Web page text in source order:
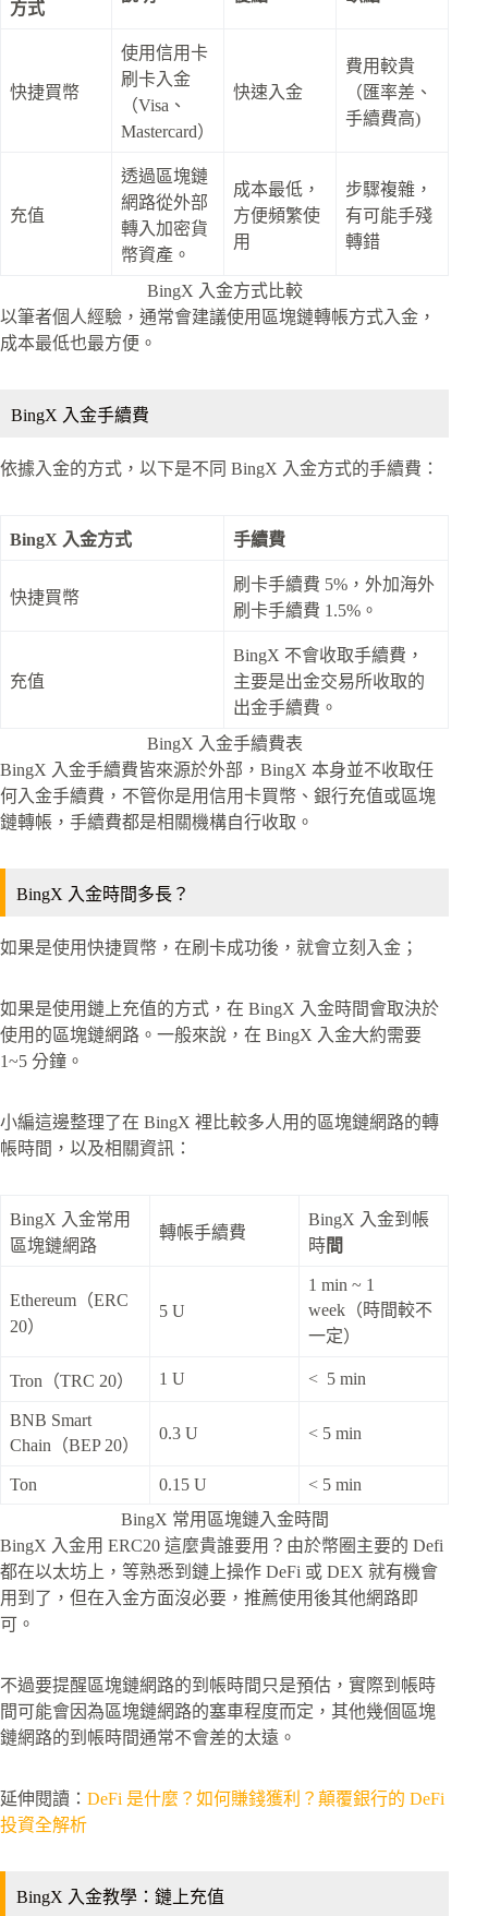
方式
快捷買幣
使用信用卡
刷卡入金
（Visa、
Mastercard）
快速入金
費用較貴
（匯率差、
手續費高)
充值
透過區塊鏈
網路從外部
轉入加密貨
幣資產。
成本最低，
方便頻繁使
用
步驟複雜，
有可能手殘
轉錯
BingX 入金方式比較
以筆者個人經驗，通常會建議使用區塊鏈轉帳方式入金，
成本最低也最方便。
BingX 入金手續費
依據入金的方式，以下是不同 BingX 入金方式的手續費：
BingX 入金方式 手續費
快捷買幣
刷卡手續費 5%，外加海外
刷卡手續費 1.5%。
充值
BingX 不會收取手續費，
主要是出金交易所收取的
出金手續費。
BingX 入金手續費表
BingX 入金手續費皆來源於外部，BingX 本身並不收取任
何入金手續費，不管你是用信用卡買幣、銀行充值或區塊
鏈轉帳，手續費都是相關機構自行收取。
BingX 入金時間多長？
如果是使用快捷買幣，在刷卡成功後，就會立刻入金；
如果是使用鏈上充值的方式，在 BingX 入金時間會取決於
使用的區塊鏈網路。一般來說，在 BingX 入金大約需要
1~5 分鐘。
小編這邊整理了在 BingX 裡比較多人用的區塊鏈網路的轉
帳時間，以及相關資訊：
BingX 入金常用
區塊鏈網路
轉帳手續費
BingX 入金到帳
時間
Ethereum（ERC
20）
5 U
1 min ~ 1
week（時間較不
一定）
Tron（TRC 20） 1 U < 5 min
BNB Smart
Chain（BEP 20）
0.3 U < 5 min
Ton 0.15 U
< 5 min
BingX 常用區塊鏈入金時間
BingX 入金用 ERC20 這麼貴誰要用？由於幣圈主要的 Defi
都在以太坊上，等熟悉到鏈上操作 DeFi 或 DEX 就有機會
用到了，但在入金方面沒必要，推薦使用後其他網路即
可。
不過要提醒區塊鏈網路的到帳時間只是預估，實際到帳時
間可能會因為區塊鏈網路的塞車程度而定，其他幾個區塊
鏈網路的到帳時間通常不會差的太遠。
延伸閱讀： DeFi 是什麼？如何賺錢獲利？顛覆銀行的 DeFi
投資全解析
BingX 入金教學：鏈上充值